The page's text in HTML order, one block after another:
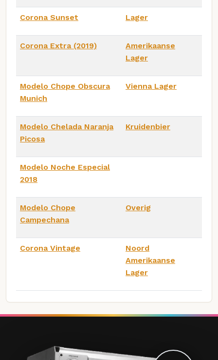
Corona Sunset Lager
Corona Extra (2019)
Amerikaanse
Lager
Modelo Chope Obscura
Munich
Vienna Lager
Modelo Chelada Naranja
Picosa
Kruidenbier
Modelo Noche Especial
2018
Modelo Chope
Campechana
Overig
Corona Vintage
Noord
Amerikaanse
Lager